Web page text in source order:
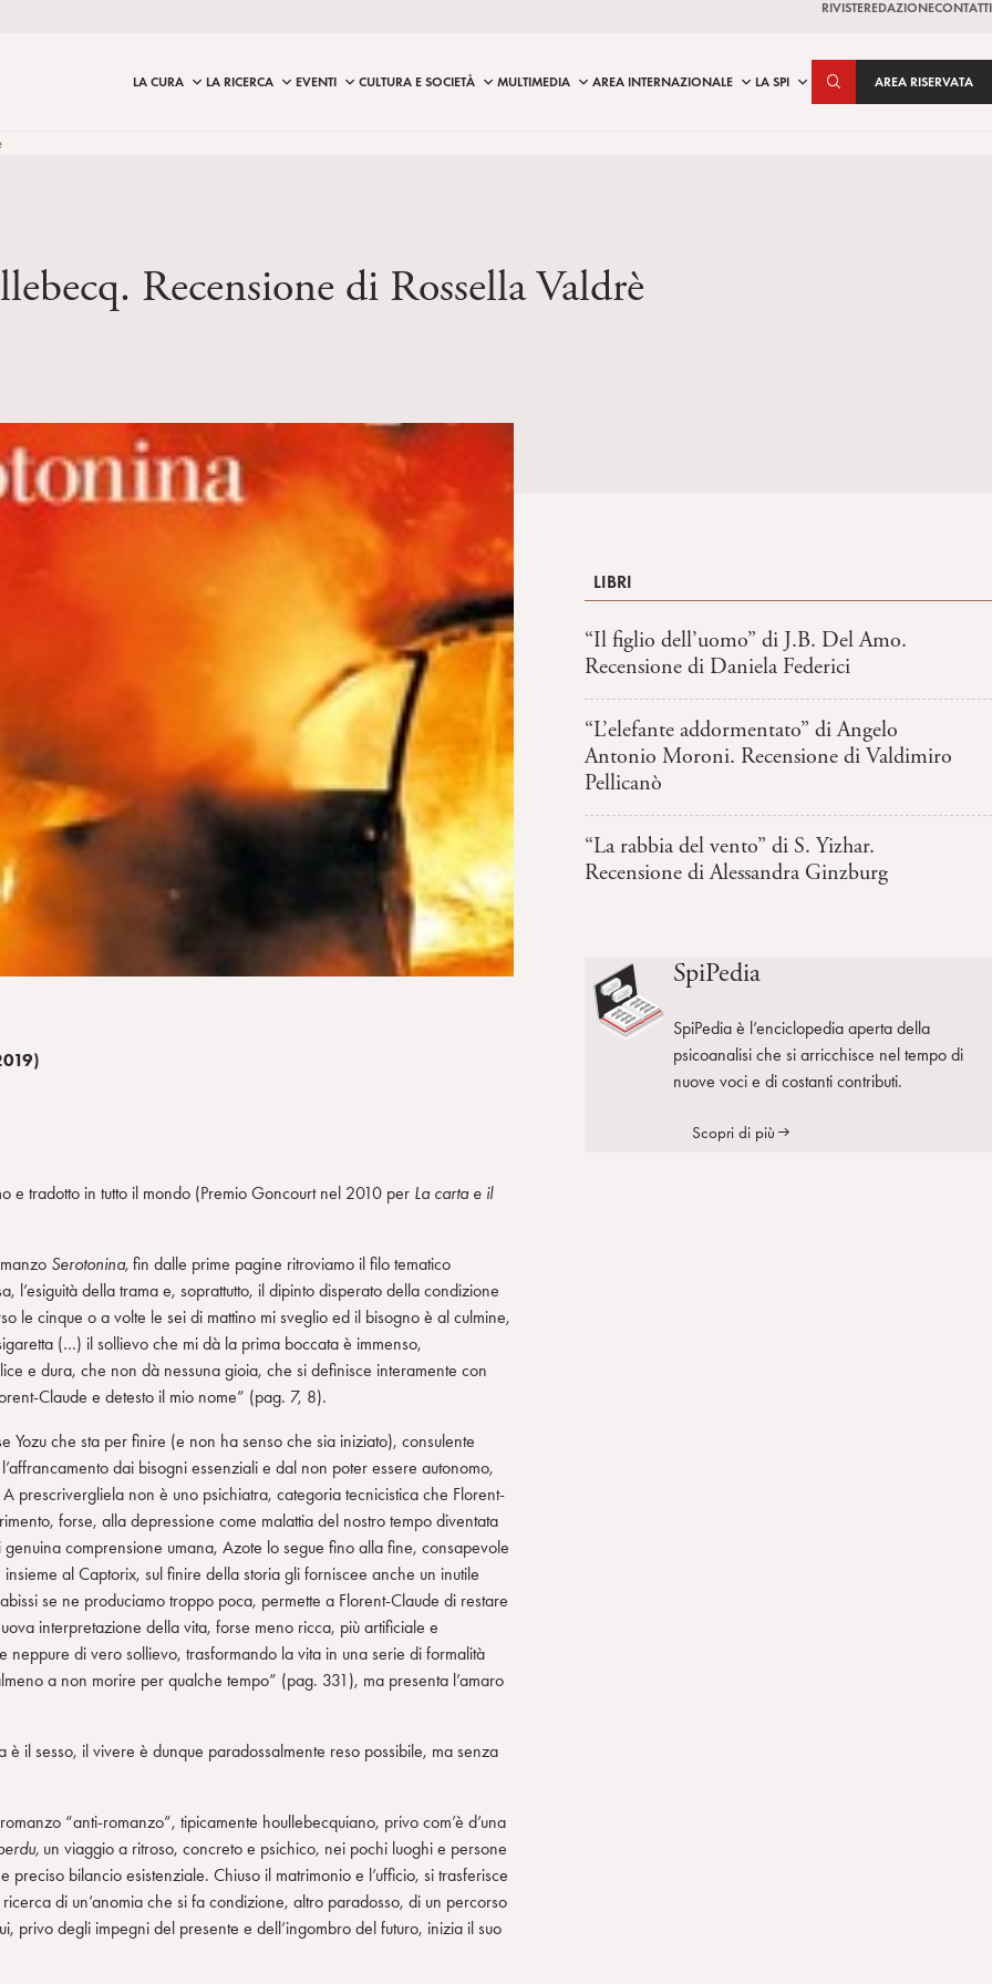
RIVISTEREDAZIONECONTATTI
LA CURA LA RICERCA EVENTI CULTURA E SOCIETÀ MULTIMEDIA AREA INTERNAZIONALE LA SPI AREA RISERVATA
Recensione di Rossella Valdrè
e tradotto in tutto il mondo (Premio Goncourt nel 2010 per La carta e il
Serotonina, fin dalle prime pagine ritroviamo il filo tematico
l’esiguità della trama e, soprattutto, il dipinto disperato della condizione
le cinque o a volte le sei di mattino mi sveglio ed il bisogno è al culmine,
(…) il sollievo che mi dà la prima boccata è immenso,
e dura, che non dà nessuna gioia, che si definisce interamente con
Claude e detesto il mio nome” (pag. 7, 8).
Yozu che sta per finire (e non ha senso che sia iniziato), consulente
dai bisogni essenziali e dal non poter essere autonomo,
prescrivergliela non è uno psichiatra, categoria tecnicistica che Florent-
forse, alla depressione come malattia del nostro tempo diventata
comprensione umana, Azote lo segue fino alla fine, consapevole
al Captorix, sul finire della storia gli forniscee anche un inutile
se ne produciamo troppo poca, permette a Florent-Claude di restare
interpretazione della vita, forse meno ricca, più artificiale e
di vero sollievo, trasformando la vita in una serie di formalità
a non morire per qualche tempo” (pag. 331), ma presenta l’amaro
il sesso, il vivere è dunque paradossalmente reso possibile, ma senza
“anti-romanzo”, tipicamente houllebecquiano, privo com’è d’una
un viaggio a ritroso, concreto e psichico, nei pochi luoghi e persone
bilancio esistenziale. Chiuso il matrimonio e l’ufficio, si trasferisce
di un’anomia che si fa condizione, altro paradosso, di un percorso
privo degli impegni del presente e dell’ingombro del futuro, inizia il suo
LIBRI
“Il figlio dell’uomo” di J.B. Del Amo.
Recensione di Daniela Federici
“L’elefante addormentato” di Angelo
Antonio Moroni. Recensione di Valdimiro
Pellicanò
“La rabbia del vento” di S. Yizhar.
Recensione di Alessandra Ginzburg
SpiPedia
SpiPedia è l’enciclopedia aperta della
psicoanalisi che si arricchisce nel tempo di
nuove voci e di costanti contributi.
Scopri di più